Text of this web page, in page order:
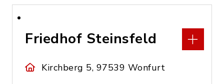
Friedhof Steinsfeld
Kirchberg 5, 97539 Wonfurt